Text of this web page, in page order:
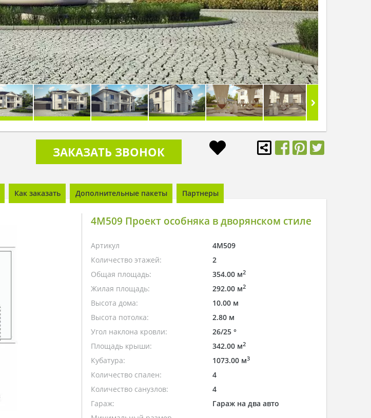
ЗАКАЗАТЬ ЗВОНОК
Как заказать Дополнительные пакеты Партнеры
4M509 Проект особняка в дворянском стиле
Артикул
4M509
Количество этажей:
2
Общая площадь:
354.00 м2
Жилая площадь: 292.00 м2
Высота дома:
10.00 м
Высота потолка:
2.80 м
Угол наклона кровли:
26/25 °
Площадь крыши:
342.00 м2
Кубатура: 1073.00 м3
Количество спален:
4
Количество санузлов:
4
Гараж:
Гараж на два авто